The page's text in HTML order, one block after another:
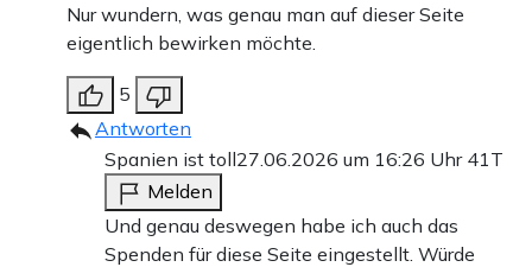
Nur wundern, was genau man auf dieser Seite
eigentlich bewirken möchte.
5
Antworten
Spanien ist toll27.06.2026 um 16:26 Uhr 41T
Melden
Und genau deswegen habe ich auch das
Spenden für diese Seite eingestellt. Würde